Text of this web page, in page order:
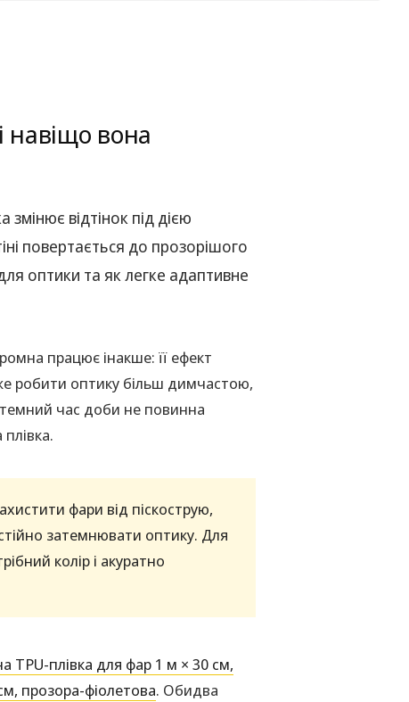
навіщо вона
відтінок під дією
повертається до прозорішого
оптики та як легке адаптивне
працює інакше: її ефект
робити оптику більш димчастою,
час доби не повинна
фари від піскострую,
затемнювати оптику. Для
колір і акуратно
TPU-плівка для фар 1 м × 30 см,
прозора-фіолетова. Обидва